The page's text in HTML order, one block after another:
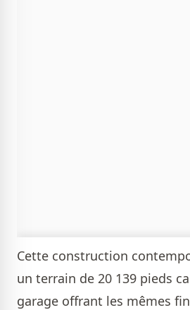
Cette construction
un terrain de 20 139 pieds
garage offrant les mêmes